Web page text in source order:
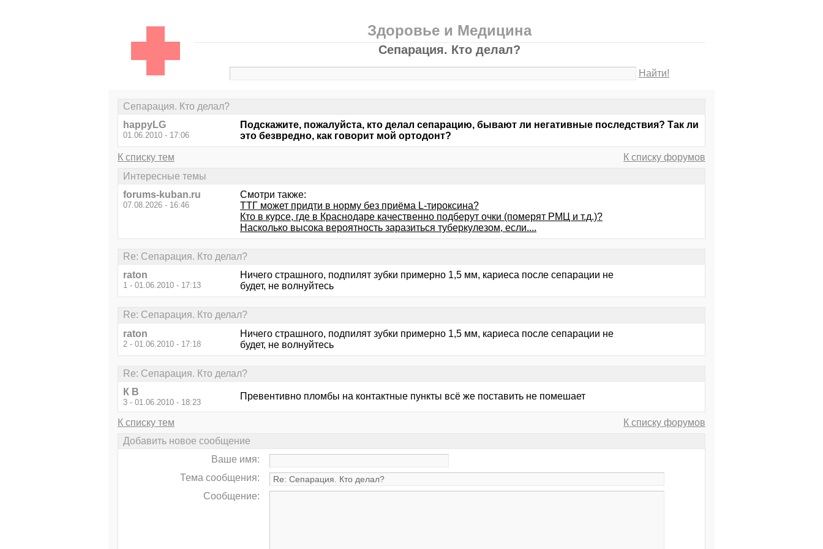
Здоровье и Медицина
Сепарация. Кто делал?
Найти!
Сепарация. Кто делал?
happyLG
01.06.2010 - 17:06
Подскажите, пожалуйста, кто делал сепарацию, бывают ли негативные последствия? Так ли
это безвредно, как говорит мой ортодонт?
К списку тем
К списку форумов
Интересные темы
forums-kuban.ru
07.08.2026 - 16:46
Смотри также:
ТТГ может придти в норму без приёма L-тироксина?
Кто в курсе, где в Краснодаре качественно подберут очки (померят РМЦ и т.д.)?
Насколько высока вероятность заразиться туберкулезом, если....
Re: Сепарация. Кто делал?
raton
1 - 01.06.2010 - 17:13
Ничего страшного, подпилят зубки примерно 1,5 мм, кариеса после сепарации не
будет, не волнуйтесь
Re: Сепарация. Кто делал?
raton
2 - 01.06.2010 - 17:18
Ничего страшного, подпилят зубки примерно 1,5 мм, кариеса после сепарации не
будет, не волнуйтесь
Re: Сепарация. Кто делал?
К В
3 - 01.06.2010 - 18:23
Превентивно пломбы на контактные пункты всё же поставить не помешает
К списку тем
К списку форумов
Добавить новое сообщение
Ваше имя:
Тема сообщения:
Сообщение: